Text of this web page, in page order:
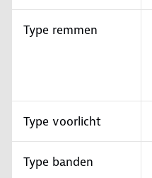
Type remmen
Type voorlicht
Type banden